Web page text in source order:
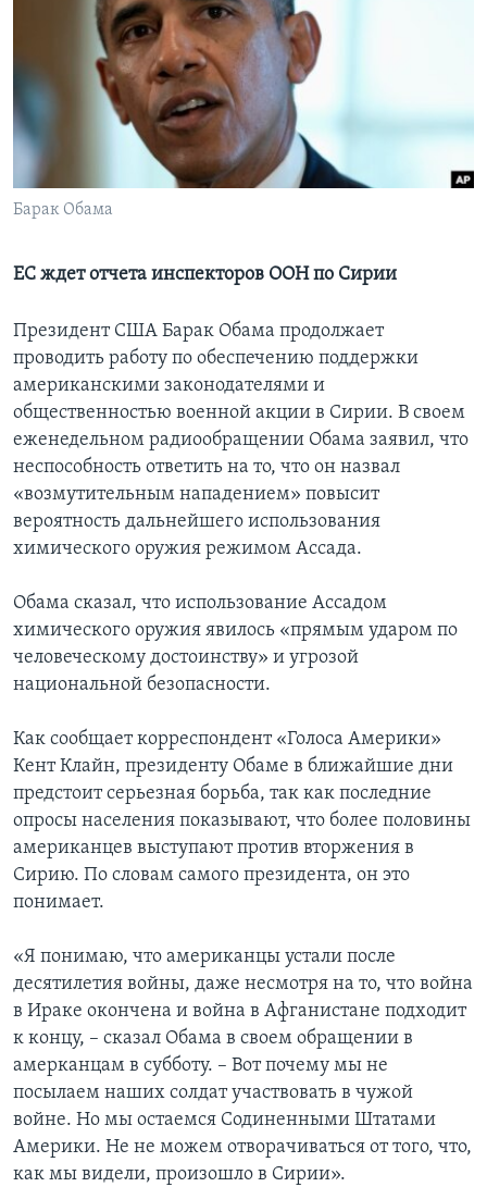
Learning English
СОЦИАЛЬНЫЕ СЕТИ
Языки
Барак Обама
ЕС ждет отчета инспекторов ООН по Сирии
Президент США Барак Обама продолжает
проводить работу по обеспечению поддержки
американскими законодателями и
общественностью военной акции в Сирии. В своем
еженедельном радиообращении Обама заявил, что
неспособность ответить на то, что он назвал
«возмутительным нападением» повысит
вероятность дальнейшего использования
химического оружия режимом Ассада.
Обама сказал, что использование Ассадом
химического оружия явилось «прямым ударом по
человеческому достоинству» и угрозой
национальной безопасности.
Как сообщает корреспондент «Голоса Америки»
Кент Клайн, президенту Обаме в ближайшие дни
предстоит серьезная борьба, так как последние
опросы населения показывают, что более половины
американцев выступают против вторжения в
Сирию. По словам самого президента, он это
понимает.
«Я понимаю, что американцы устали после
десятилетия войны, даже несмотря на то, что война
в Ираке окончена и война в Афганистане подходит
к концу, – сказал Обама в своем обращении в
амерканцам в субботу. – Вот почему мы не
посылаем наших солдат участвовать в чужой
войне. Но мы остаемся Содиненными Штатами
Америки. Не не можем отворачиваться от того, что,
как мы видели, произошло в Сирии».